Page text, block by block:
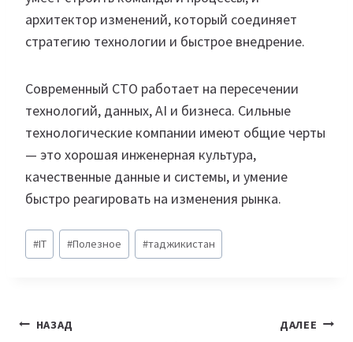
архитектор изменений, который соединяет
стратегию технологии и быстрое внедрение.
Современный CTO работает на пересечении
технологий, данных, AI и бизнеса. Сильные
технологические компании имеют общие черты
— это хорошая инженерная культура,
качественные данные и системы, и умение
быстро реагировать на изменения рынка.
Метки
записи:
#IT #Полезное #таджикистан
Навигация
НАЗАД ДАЛЕЕ